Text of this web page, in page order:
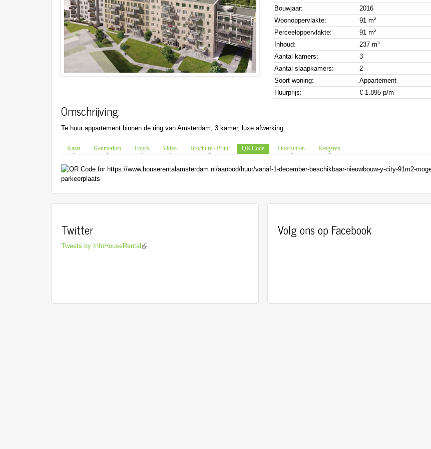
Bouwjaar:
2016
Woonoppervlakte:
91 m²
Perceeloppervlakte:
91 m²
Inhoud:
237 m³
Aantal kamers:
3
Aantal slaapkamers:
2
Soort woning:
Appartement
Huurprijs:
€ 1.895 p/m
Omschrijving:
Te huur appartement binnen de ring van Amsterdam, 3 kamer, luxe afwerking
Kaart Kenmerken Foto's Video Brochure / Print QR Code Doorsturen Reageren
Twitter
Tweets by InfoHouseRental
Volg ons op Facebook